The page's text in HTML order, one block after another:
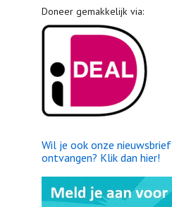
Doneer gemakkelijk via:
Wil je ook onze nieuwsbrief
ontvangen? Klik dan hier!